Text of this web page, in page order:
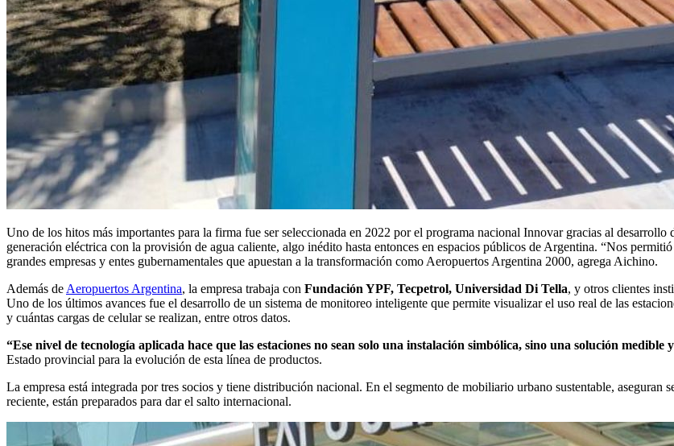
Uno de los hitos más importantes para la firma fue ser seleccionada en 2022 por el programa nacional Innovar gracias al
generación eléctrica con la provisión de agua caliente, algo inédito hasta entonces en espacios públicos de Argentina. “Nos
grandes empresas y entes gubernamentales que apuestan a la transformación como Aeropuertos Argentina 2000, agrega Aichino.
Además de Aeropuertos Argentina, la empresa trabaja con Fundación YPF, Tecpetrol, Universidad Di Tella, y otros clientes
Uno de los últimos avances fue el desarrollo de un sistema de monitoreo inteligente que permite visualizar el uso real de las
y cuántas cargas de celular se realizan, entre otros datos.
“Ese nivel de tecnología aplicada hace que las estaciones no sean solo una instalación simbólica, sino una solución medible
Estado provincial para la evolución de esta línea de productos.
La empresa está integrada por tres socios y tiene distribución nacional. En el segmento de mobiliario urbano sustentable,
reciente, están preparados para dar el salto internacional.